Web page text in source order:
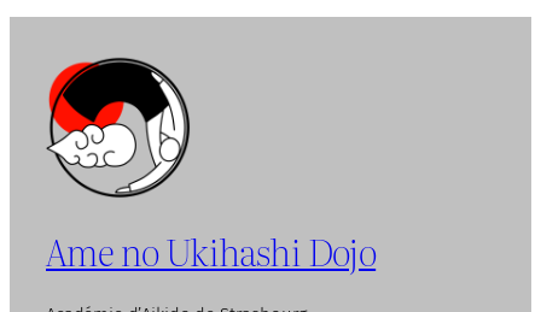
Ame no Ukihashi Dojo